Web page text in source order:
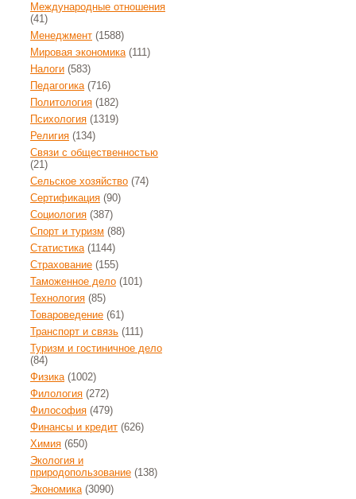
Международные отношения
(41)
Менеджмент (1588)
Мировая экономика(111)
Налоги (583)
Педагогика(716)
Политология (182)
Психология (1319)
Религия (134)
Связи с общественностью
(21)
Сельское хозяйство (74)
Сертификация (90)
Социология (387)
Спорт и туризм (88)
Статистика(1144)
Страхование (155)
Таможенное дело (101)
Технология (85)
Товароведение (61)
Транспорт и связь (111)
Туризм и гостиничное дело
(84)
Физика(1002)
Филология (272)
Философия (479)
Финансы и кредит (626)
Химия (650)
Экология и
природопользование (138)
Экономика(3090)